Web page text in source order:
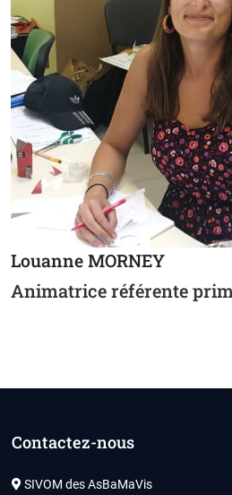
Louanne MORNEY
Animatrice référente
Contactez-nous
SIVOM des AsBaMaVis